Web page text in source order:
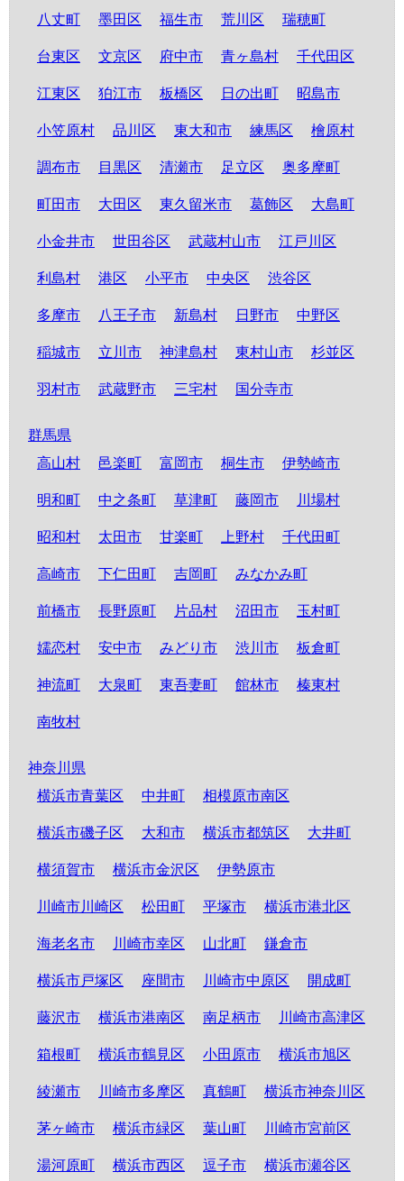
八丈町 墨田区 福生市 荒川区 瑞穂町
台東区 文京区 府中市 青ヶ島村 千代田区
江東区 狛江市 板橋区 日の出町 昭島市
小笠原村 品川区 東大和市 練馬区 檜原村
調布市 目黒区 清瀬市 足立区 奥多摩町
町田市 大田区 東久留米市 葛飾区 大島町
小金井市 世田谷区 武蔵村山市 江戸川区
利島村 港区 小平市 中央区 渋谷区
多摩市 八王子市 新島村 日野市 中野区
稲城市 立川市 神津島村 東村山市 杉並区
羽村市 武蔵野市 三宅村 国分寺市
群馬県
高山村
邑楽町 富岡市 桐生市 伊勢崎市
明和町 中之条町 草津町 藤岡市 川場村
昭和村 太田市 甘楽町 上野村 千代田町
高崎市 下仁田町 吉岡町 みなかみ町
前橋市 長野原町 片品村 沼田市 玉村町
嬬恋村 安中市 みどり市 渋川市 板倉町
神流町 大泉町 東吾妻町 館林市 榛東村
南牧村
神奈川県
横浜市青葉区
中井町 相模原市南区
横浜市磯子区 大和市 横浜市都筑区 大井町
横須賀市 横浜市金沢区 伊勢原市
川崎市川崎区 松田町 平塚市 横浜市港北区
海老名市 川崎市幸区 山北町 鎌倉市
横浜市戸塚区 座間市 川崎市中原区 開成町
藤沢市 横浜市港南区 南足柄市 川崎市高津区
箱根町 横浜市鶴見区 小田原市 横浜市旭区
綾瀬市 川崎市多摩区 真鶴町 横浜市神奈川区
茅ヶ崎市 横浜市緑区 葉山町 川崎市宮前区
湯河原町 横浜市西区 逗子市 横浜市瀬谷区